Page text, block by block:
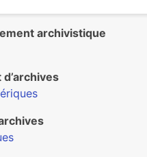
archivistique